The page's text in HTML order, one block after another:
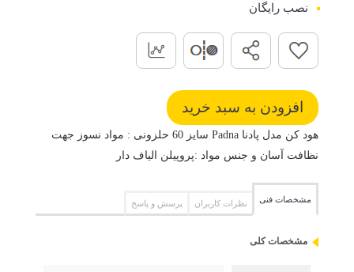
نصب رایگان
هود کن مدل پادنا Padna سایز 60 حلزونی : مواد نسوز جهت
نظافت آسان و جنس مواد :پروپیلن الیاف دار
مشخصات فنی نظرات کاربران پرسش و پاسخ
مشخصات کلی